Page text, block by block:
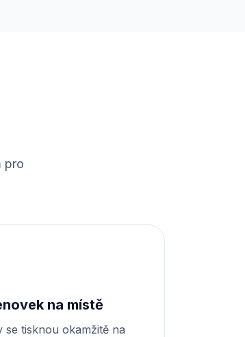
pro
na místě
se tisknou okamžitě na